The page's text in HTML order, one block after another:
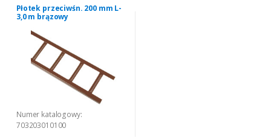
Płotek przeciwśn. 200 mm L-
3,0 m brązowy
Numer katalogowy:
703203010100